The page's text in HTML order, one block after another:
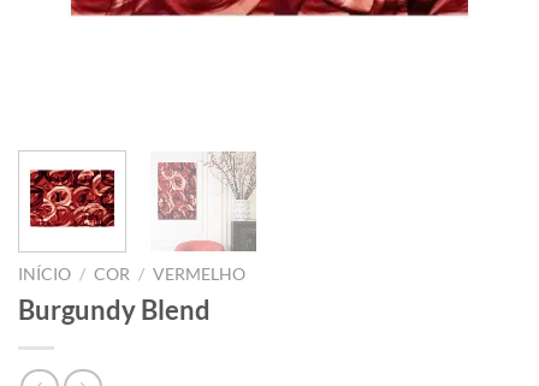
INÍCIO / COR / VERMELHO
Burgundy Blend